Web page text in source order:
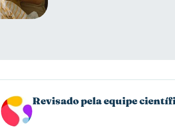
Revisado pela equipe